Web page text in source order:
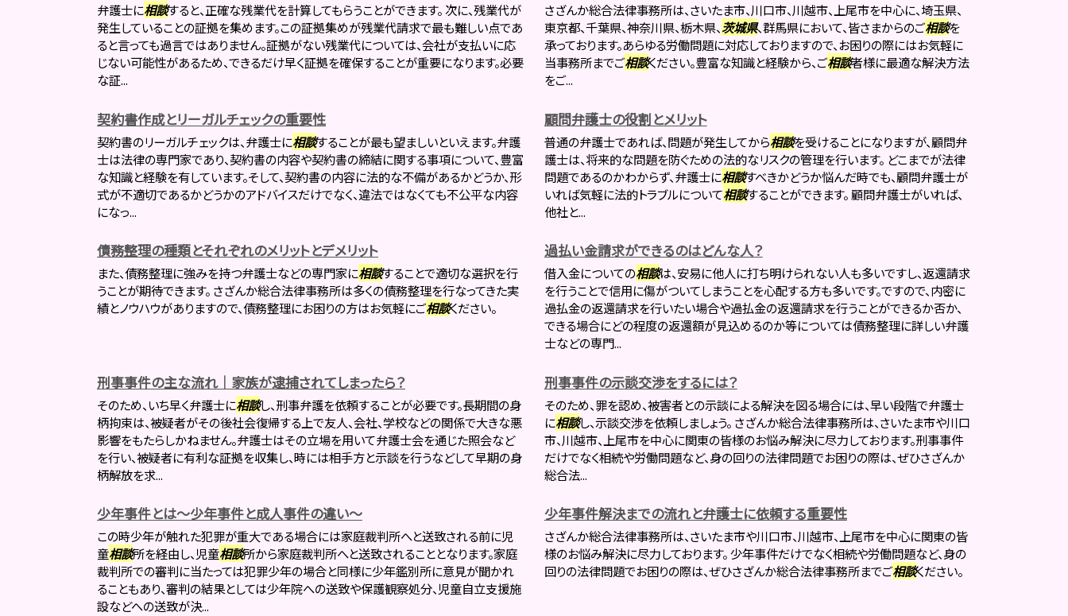
弁護士に相談すると、正確な残業代を計算してもらうことができます。 次に、残業代が
発生していることの証拠を集めます。この証拠集めが残業代請求で最も難しい点であ
ると言っても過言ではありません。証拠がない残業代については、会社が支払いに応
じない可能性があるため、できるだけ早く証拠を確保することが重要になります。必要
な証...
さざんか総合法律事務所は、さいたま市、川口市、川越市、上尾市を中心に、埼玉県、
東京都、千葉県、神奈川県、栃木県、茨城県、群馬県において、皆さまからのご相談を
承っております。あらゆる労働問題に対応しておりますので、お困りの際にはお気軽に
当事務所までご相談ください。豊富な知識と経験から、ご相談者様に最適な解決方法
をご...
契約書作成とリーガルチェックの重要性
契約書のリーガルチェックは、弁護士に相談することが最も望ましいといえます。弁護
士は法律の専門家であり、契約書の内容や契約書の締結に関する事項について、豊富
な知識と経験を有しています。そして、契約書の内容に法的な不備があるかどうか、形
式が不適切であるかどうかのアドバイスだけでなく、違法ではなくても不公平な内容
になっ...
顧問弁護士の役割とメリット
普通の弁護士であれば、問題が発生してから相談を受けることになりますが、顧問弁
護士は、将来的な問題を防ぐための法的なリスクの管理を行います。 どこまでが法律
問題であるのかわからず、弁護士に相談すべきかどうか悩んだ時でも、顧問弁護士が
いれば気軽に法的トラブルについて相談することができます。 顧問弁護士がいれば、
他社と...
債務整理の種類とそれぞれのメリットとデメリット
また、債務整理に強みを持つ弁護士などの専門家に相談することで適切な選択を行
うことが期待できます。 さざんか総合法律事務所は多くの債務整理を行なってきた実
績とノウハウがありますので、債務整理にお困りの方はお気軽にご相談ください。
過払い金請求ができるのはどんな人？
借入金についての相談は、安易に他人に打ち明けられない人も多いですし、返還請求
を行うことで信用に傷がついてしまうことを心配する方も多いです。ですので、内密に
過払金の返還請求を行いたい場合や過払金の返還請求を行うことができるか否か、
できる場合にどの程度の返還額が見込めるのか等については債務整理に詳しい弁護
士などの専門...
刑事事件の主な流れ｜家族が逮捕されてしまったら？
そのため、いち早く弁護士に相談し、刑事弁護を依頼することが必要です。長期間の身
柄拘束は、被疑者がその後社会復帰する上で友人、会社、学校などの関係で大きな悪
影響をもたらしかねません。弁護士はその立場を用いて弁護士会を通じた照会など
を行い、被疑者に有利な証拠を収集し、時には相手方と示談を行うなどして早期の身
柄解放を求...
刑事事件の示談交渉をするには？
そのため、罪を認め、被害者との示談による解決を図る場合には、早い段階で弁護士
に相談し、示談交渉を依頼しましょう。 さざんか総合法律事務所は、さいたま市や川口
市、川越市、上尾市を中心に関東の皆様のお悩み解決に尽力しております。刑事事件
だけでなく相続や労働問題など、身の回りの法律問題でお困りの際は、ぜひさざんか
総合法...
少年事件とは～少年事件と成人事件の違い～
この時少年が触れた犯罪が重大である場合には家庭裁判所へと送致される前に児
童相談所を経由し、児童相談所から家庭裁判所へと送致されることとなります。家庭
裁判所での審判に当たっては犯罪少年の場合と同様に少年鑑別所に意見が聞かれ
ることもあり、審判の結果としては少年院への送致や保護観察処分、児童自立支援施
設などへの送致が決...
少年事件解決までの流れと弁護士に依頼する重要性
さざんか総合法律事務所は、さいたま市や川口市、川越市、上尾市を中心に関東の皆
様のお悩み解決に尽力しております。 少年事件だけでなく相続や労働問題など、身の
回りの法律問題でお困りの際は、ぜひさざんか総合法律事務所までご相談ください。